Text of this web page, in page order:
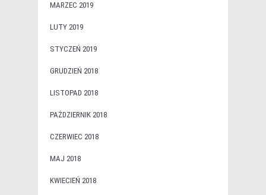
MARZEC 2019
LUTY 2019
STYCZEŃ 2019
GRUDZIEŃ 2018
LISTOPAD 2018
PAŹDZIERNIK 2018
CZERWIEC 2018
MAJ 2018
KWIECIEŃ 2018